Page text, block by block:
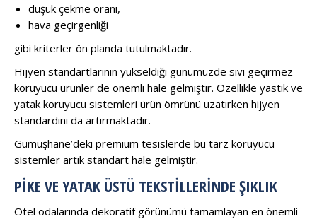
düşük çekme oranı,
hava geçirgenliği
gibi kriterler ön planda tutulmaktadır.
Hijyen standartlarının yükseldiği günümüzde sıvı geçirmez
koruyucu ürünler de önemli hale gelmiştir. Özellikle yastık ve
yatak koruyucu sistemleri ürün ömrünü uzatırken hijyen
standardını da artırmaktadır.
Gümüşhane’deki premium tesislerde bu tarz koruyucu
sistemler artık standart hale gelmiştir.
PIKE VE YATAK ÜSTÜ TEKSTILLERINDE ŞIKLIK
Otel odalarında dekoratif görünümü tamamlayan en önemli